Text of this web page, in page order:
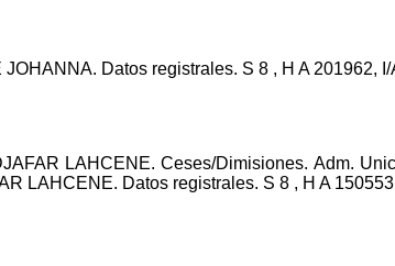
Datos registrales. S 8 , H A 201962, I/
LAHCENE. Ceses/Dimisiones. Adm.
LAHCENE. Datos registrales. S 8 , H A